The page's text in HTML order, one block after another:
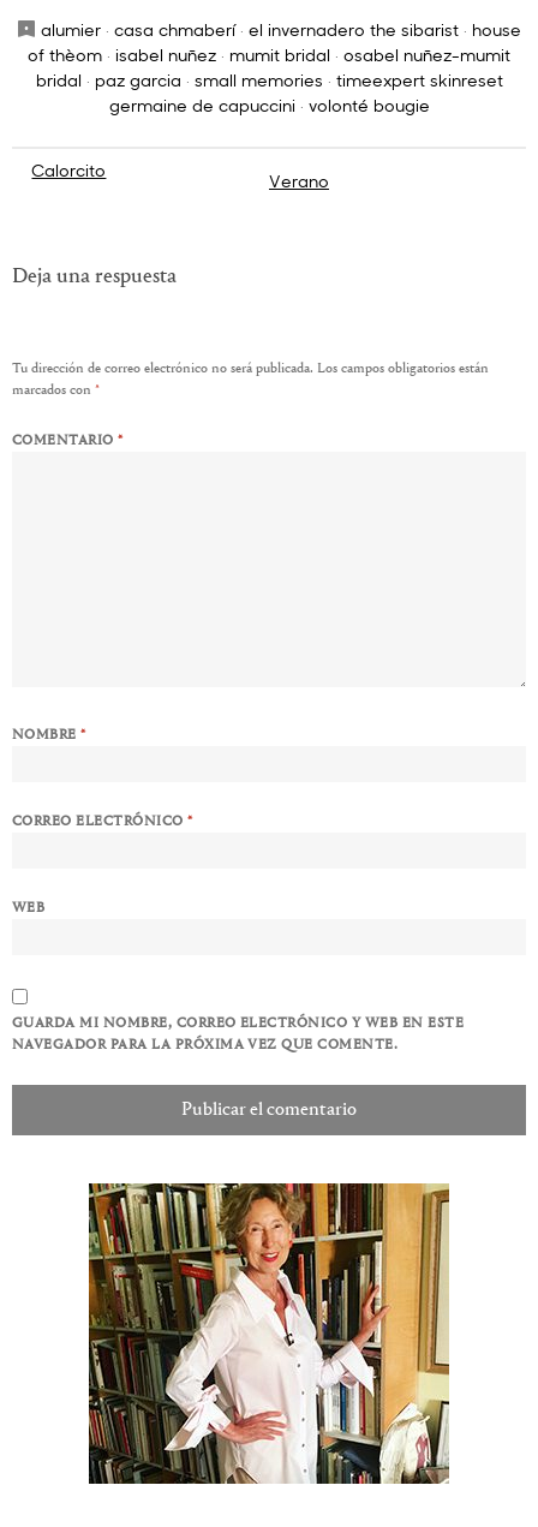
alumier · casa chmaberí· el invernadero the sibarist · house
of thèom · isabel nuñez · mumit bridal · osabel nuñez-mumit
bridal · paz garcia · small memories · timeexpert skinreset
germaine de capuccini · volonté bougie
Navegación
Calorcito Verano
Deja una respuesta
Tu dirección de correo electrónico no será publicada. Los campos obligatorios están
marcados con *
COMENTARIO*
NOMBRE*
CORREO ELECTRÓNICO*
WEB
GUARDA MI NOMBRE, CORREO ELECTRÓNICO Y WEB EN ESTE
NAVEGADOR PARA LA PRÓXIMA VEZ QUE COMENTE.